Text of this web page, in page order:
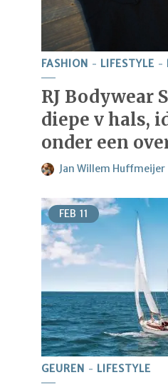
FASHION LIFESTYLE
RJ Bodywear
diepe v hals,
onder een
Jan Willem Huffmeijer
FEB 11
GEUREN LIFESTYLE